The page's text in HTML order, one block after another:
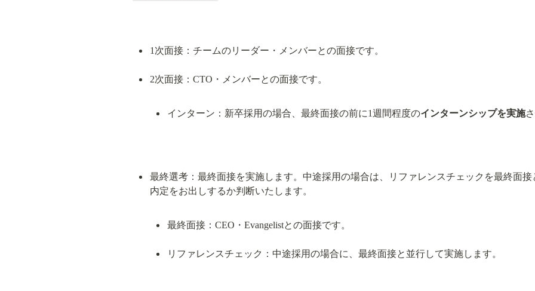
1次面接：チームのリーダー・メンバーとの面接です。
インターン：新卒採用の場合、最終面接の前に1週間程度のインターンシップを実施
最終選考：最終面接を実施します。中途採用の場合は、リファレンスチェックを最終面
最終面接：CEO・Evangelistとの面接です。
リファレンスチェック：中途採用の場合に、最終面接と並行して実施します。